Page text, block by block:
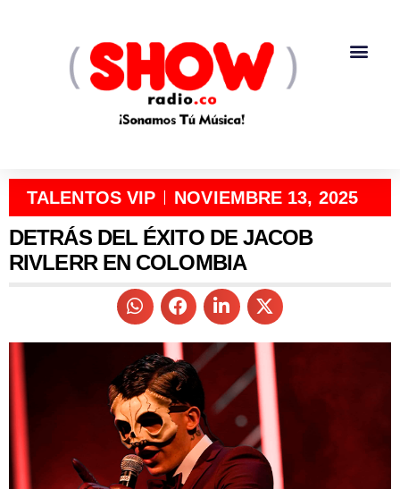
TALENTOS VIP NOVIEMBRE 13, 2025
DETRÁS DEL ÉXITO DE JACOB
RIVLERR EN COLOMBIA